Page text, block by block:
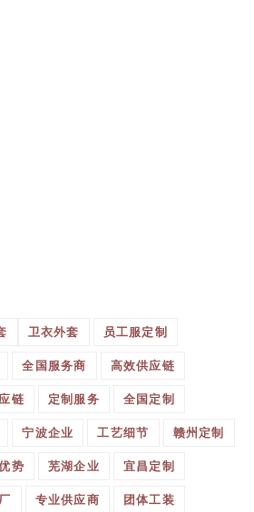
卫衣外套 员工服定制
全国服务商 高效供应链
链 定制服务 全国定制
宁波企业 工艺细节 赣州定制
势 芜湖企业 宜昌定制
专业供应商 团体工装